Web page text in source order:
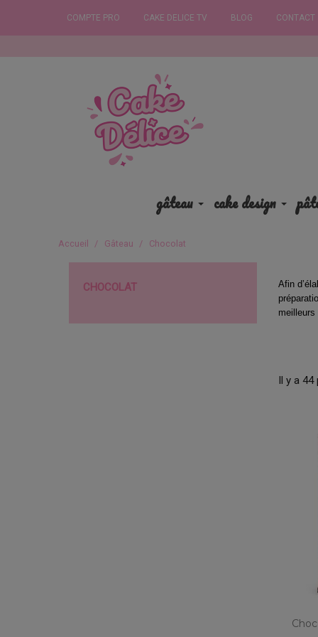
COMPTE PRO CAKE DELICE TV BLOG CONTACT
gâteau cake design
Accueil Gâteau Chocolat
CHOCOLAT
Afin
Il y a 44